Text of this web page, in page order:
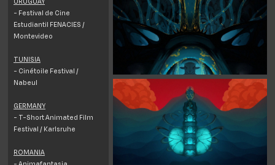
- Festival de Cine
Estudiantil FENACIES /
Montevideo
TUNISIA
- Cinétoile Festival /
Nabeul
GERMANY
- T-Short Animated Film
Festival / Karlsruhe
ROMANIA